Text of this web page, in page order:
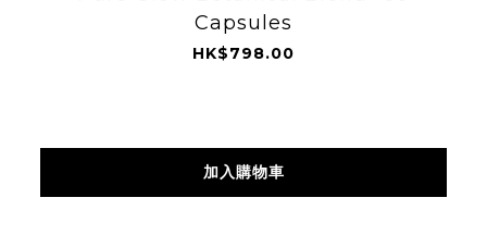
Capsules
HK$798.00
加入購物車